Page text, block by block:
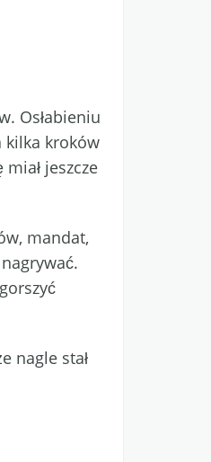
Osłabieniu
kilka kroków
jeszcze
mandat,
nagle stał